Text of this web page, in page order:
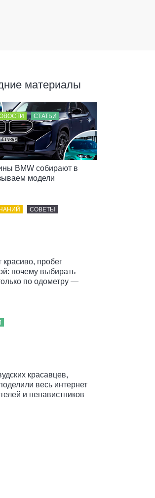
материалы
СТАТЬИ
BMW собирают в
модели
СОВЕТЫ
красиво, пробег
почему выбирать
по одометру —
красавцев,
весь интернет
и ненавистников